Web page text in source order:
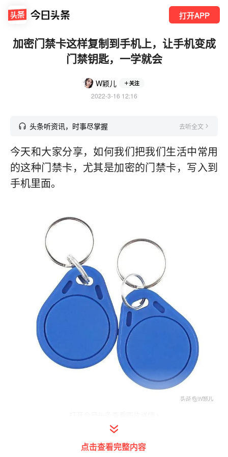
打开APP
加密门禁卡这样复制到手机上，让手机变成
门禁钥匙，一学就会
W颖儿 关注
2022-3-16 12:16
头条听资讯，时事尽掌握 去听全文
今天和大家分享，如何我们把我们生活中常用
的这种门禁卡，尤其是加密的门禁卡，写入到
手机里面。
个门禁卡了，直接刷手机就能使用，非常的方
点击查看完整内容